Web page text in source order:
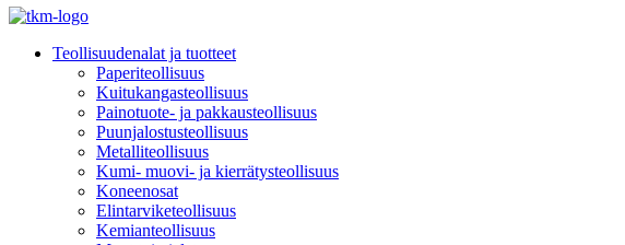
Teollisuudenalat ja tuotteet
Paperiteollisuus
Kuitukangasteollisuus
Painotuote- ja pakkausteollisuus
Puunjalostusteollisuus
Metalliteollisuus
Kumi- muovi- ja kierrätysteollisuus
Koneenosat
Elintarviketeollisuus
Kemianteollisuus